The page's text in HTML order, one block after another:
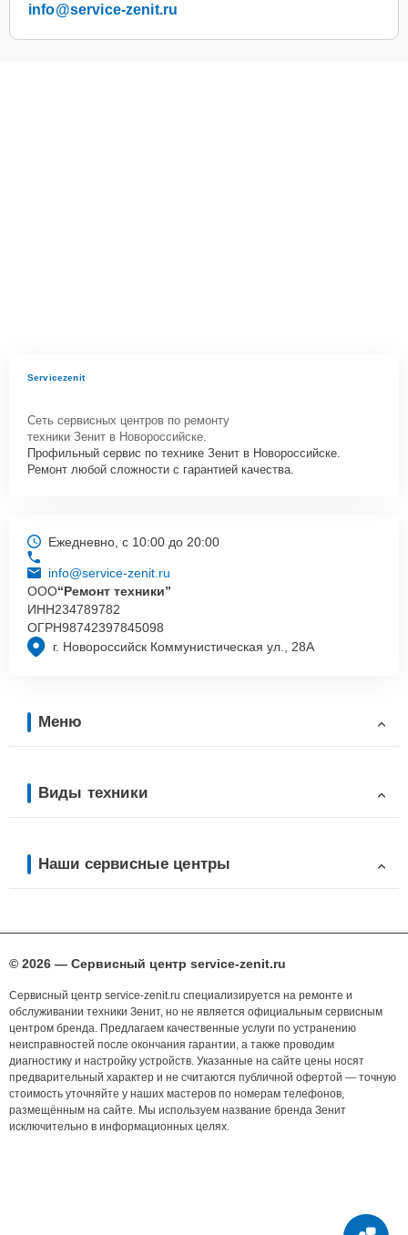
info@service-zenit.ru
Servicezenit
Сеть сервисных центров по ремонту
техники Зенит в Новороссийске.
Профильный сервис по технике Зенит в Новороссийске.
Ремонт любой сложности с гарантией качества.
г. Новороссийск Коммунистическая ул., 28А
Ежедневно, с 10:00 до 20:00
info@service-zenit.ru
ООО“Ремонт техники”
ИНН234789782
ОГРН98742397845098
Меню
Виды техники
Наши сервисные центры
© 2026 — Сервисный центр service-zenit.ru
Сервисный центр service-zenit.ru специализируется на ремонте и
обслуживании техники Зенит, но не является официальным сервисным
центром бренда. Предлагаем качественные услуги по устранению
неисправностей после окончания гарантии, а также проводим
диагностику и настройку устройств. Указанные на сайте цены носят
предварительный характер и не считаются публичной офертой — точную
стоимость уточняйте у наших мастеров по номерам телефонов,
размещённым на сайте. Мы используем название бренда Зенит
исключительно в информационных целях.